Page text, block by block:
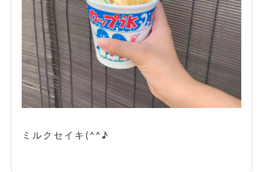
ミルクセイキ(^^♪